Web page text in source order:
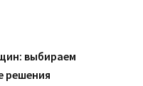
выбираем
решения